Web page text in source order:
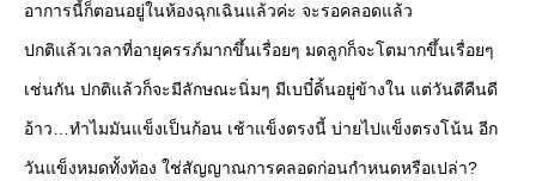
อาการนี้ก็ตอนอยู่ในห้องฉุกเฉินแล้วค่ะ จะรอคลอดแล้ว
ปกติแล้วเวลาที่อายุครรภ์มากขึ้นเรื่อยๆ มดลูกก็จะโตมากขึ้นเรื่อยๆ
เช่นกัน ปกติแล้วก็จะมีลักษณะนิ่มๆ มีเบบี๋ดิ้นอยู่ข้างใน แต่วันดีคืนดี
อ้าว…ทำไมมันแข็งเป็นก้อน เช้าแข็งตรงนี้ บ่ายไปแข็งตรงโน้น อีก
วันแข็งหมดทั้งท้อง ใช่สัญญาณการคลอดก่อนกำหนดหรือเปล่า?